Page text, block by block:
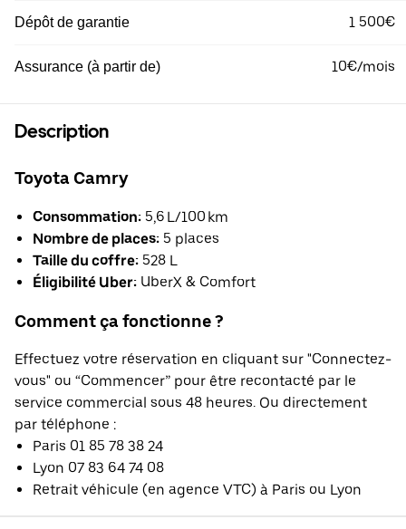
Dépôt de garantie 1 500€
Assurance (à partir de) 10€/mois
Description
Toyota Camry
Consommation: 5,6 L/100 km
Nombre de places: 5 places
Taille du coffre: 528 L
Éligibilité Uber: UberX & Comfort
Comment ça fonctionne ?
Effectuez votre réservation en cliquant sur "Connectez-
vous" ou “Commencer” pour être recontacté par le
service commercial sous 48 heures. Ou directement
par téléphone :
Paris 01 85 78 38 24
Lyon 07 83 64 74 08
Retrait véhicule (en agence VTC) à Paris ou Lyon